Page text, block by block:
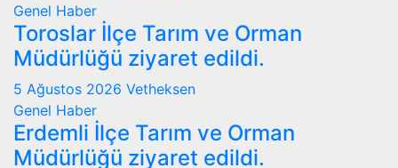
Genel Haber
Toroslar İlçe Tarım ve Orman
Müdürlüğü ziyaret edildi.
5 Ağustos 2026 Vetheksen
Genel Haber
Erdemli İlçe Tarım ve Orman
Müdürlüğü ziyaret edildi.